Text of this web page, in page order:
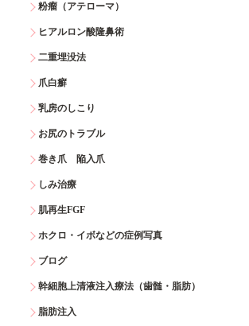
粉瘤（アテローマ）
ヒアルロン酸隆鼻術
二重埋没法
爪白癬
乳房のしこり
お尻のトラブル
巻き爪 陥入爪
しみ治療
肌再生FGF
ホクロ・イボなどの症例写真
ブログ
幹細胞上清液注入療法（歯髄・脂肪）
脂肪注入